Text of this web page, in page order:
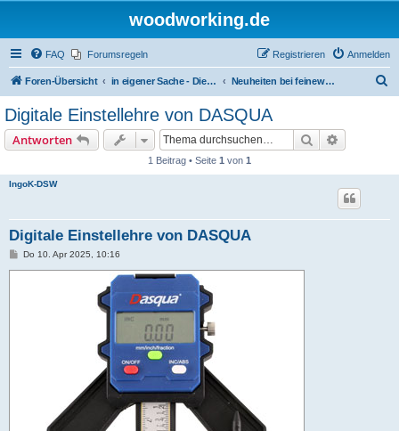
woodworking.de
FAQ Forumsregeln Anmelden
Registrieren
Foren-Übersicht in eigener Sache - Dieter Schmid Werkzeuge GmbH Neuheiten bei feinewerkzeuge.de
Digitale Einstellehre von DASQUA
Antworten Suche
1 Beitrag • Seite 1 von 1
IngoK-DSW
Digitale Einstellehre von DASQUA
BDo 10. Apr 2025, 10:16